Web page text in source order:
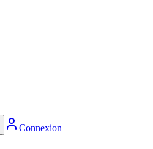
Connexion